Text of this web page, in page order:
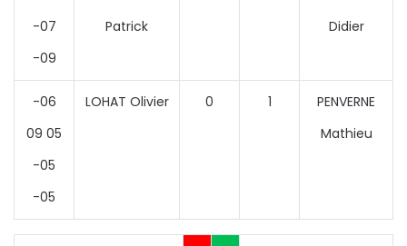
-07
-09
Patrick
Didier
-06
09 05
-05
-05
LOHAT Olivier 0 1
PENVERNE
Mathieu